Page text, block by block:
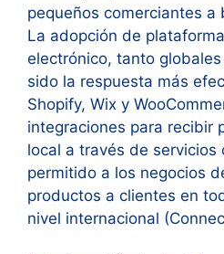
pequeños comerciantes a
La adopción de
electrónico, tanto
sido la respuesta más
Shopify, Wix y
integraciones para recibir
local a través de servicios
permitido a los negocios
productos a clientes en
nivel internacional